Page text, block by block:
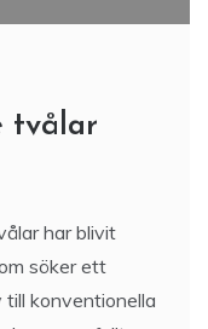
tvålar
har blivit
söker ett
konventionella